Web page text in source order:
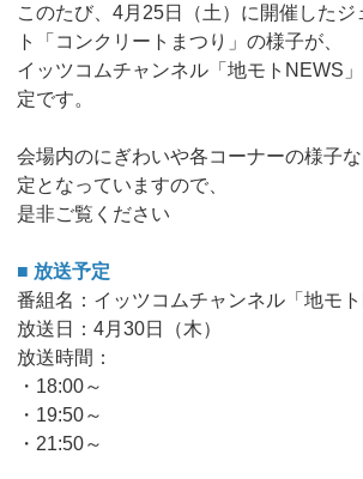
このたび、4月25日（土）に開催したジ
ト「コンクリートまつり」の様子が、
イッツコムチャンネル「地モトNEWS
定です。
会場内のにぎわいや各コーナーの様子
定となっていますので、
是非ご覧ください
■ 放送予定
番組名：イッツコムチャンネル「地モト
放送日：4月30日（木）
放送時間：
・18:00～
・19:50～
・21:50～